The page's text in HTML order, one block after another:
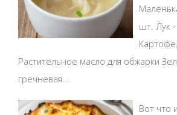
шт. Лук -
Растительное масло для обжарки
гречневая...
Вот что